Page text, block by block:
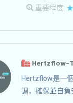
重要程度:
Hertzflow-
Hertzflow是一
調，確保並自